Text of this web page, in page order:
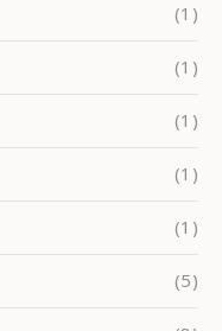
(1)
(1)
(1)
(1)
(1)
(5)